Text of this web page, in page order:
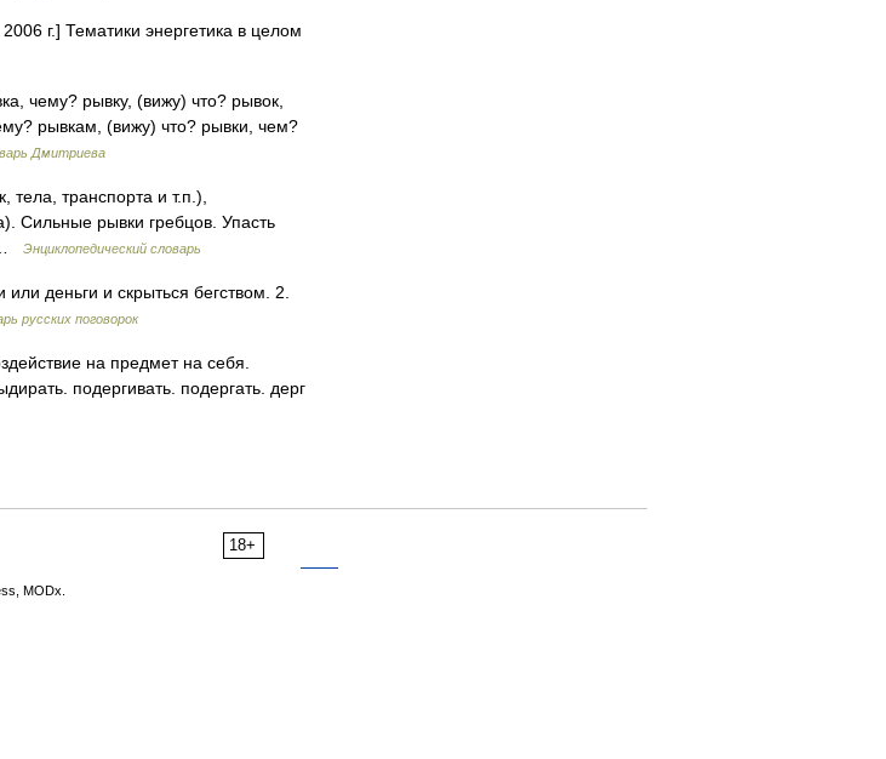
г.] Тематики энергетика в целом
чему? рывку, (вижу) что? рывок,
рывкам, (вижу) что? рывки, чем?
Дмитриева
транспорта и т.п.),
Сильные рывки гребцов. Упасть
…
Энциклопедический словарь
деньги и скрыться бегством. 2.
русских поговорок
на предмет на себя.
подергивать. подергать. дерг
18+
MODx.